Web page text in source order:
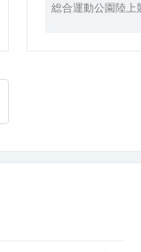
総合運動公園陸上